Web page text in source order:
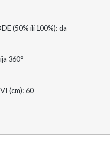
(50% ili 100%): da
360°
(cm): 60